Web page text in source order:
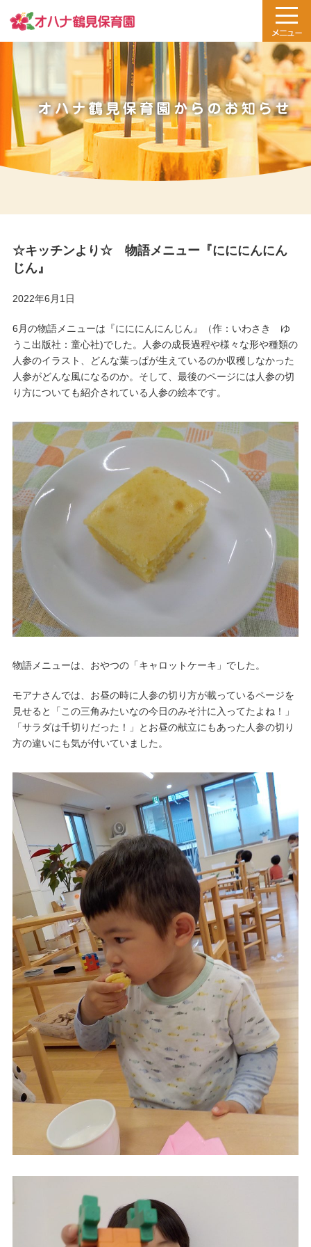
☆キッチンより☆ 物語メニュー『にににんにん
じん』
2022年6月1日
6月の物語メニューは『にににんにんじん』（作：いわさき ゆ
うこ出版社：童心社)でした。人参の成長過程や様々な形や種類の
人参のイラスト、どんな葉っぱが生えているのか収穫しなかった
人参がどんな風になるのか。そして、最後のページには人参の切
り方についても紹介されている人参の絵本です。
物語メニューは、おやつの「キャロットケーキ」でした。
モアナさんでは、お昼の時に人参の切り方が載っているページを
見せると「この三角みたいなの今日のみそ汁に入ってたよね！」
「サラダは千切りだった！」とお昼の献立にもあった人参の切り
方の違いにも気が付いていました。